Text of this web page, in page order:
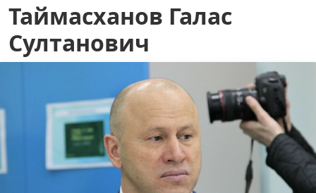
Таймасханов Галас
Султанович